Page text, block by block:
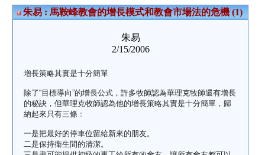
朱易 : 馬鞍峰教會的增長模式和教會市場法的危機 (1)
朱易
2/15/2006
增長策略其實是十分簡單
除了“目標導向”的增長公式，許多牧師認為華理克牧師還有增長
的秘訣，但華理克牧師認為他的增長策略其實是十分簡單，歸
納起來只有三條﹕
一是把最好的停車位留給新來的朋友。
二是保持衛生間的清潔。